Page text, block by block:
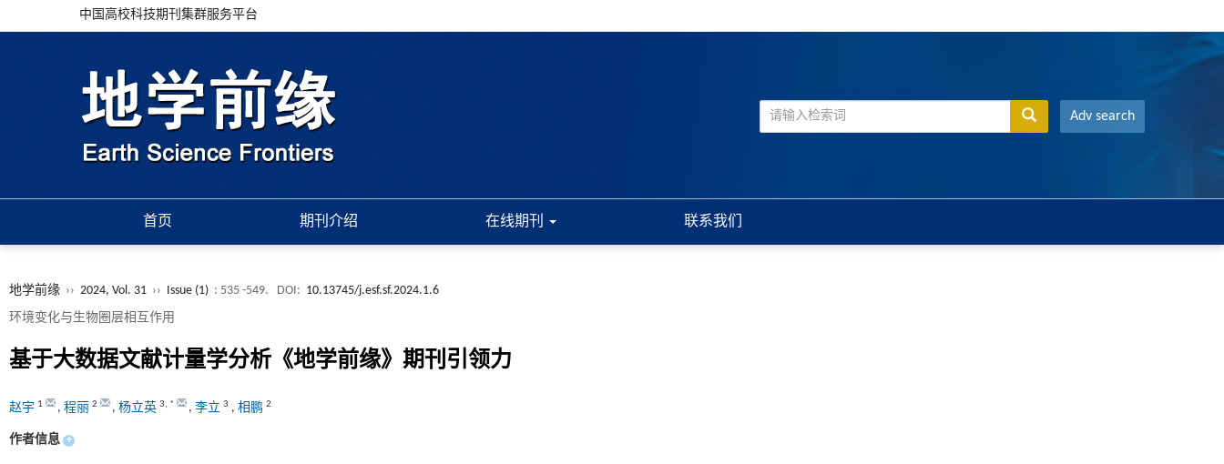
中国高校科技期刊集群服务平台
Adv search
首页 期刊介绍 在线期刊 联系我们
地学前缘 ›› 2024, Vol. 31 ›› Issue (1) : 535 -549. DOI: 10.13745/j.esf.sf.2024.1.6
环境变化与生物圈层相互作用
基于大数据文献计量学分析《地学前缘》期刊引领力
赵宇 1 , 程丽 2 , 杨立英 3, * , 李立 3 , 相鹏 2
作者信息 +